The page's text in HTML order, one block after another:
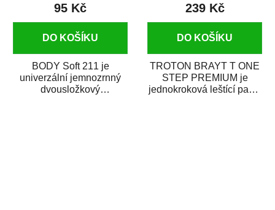
95 Kč
DO KOŠÍKU
BODY Soft 211 je
univerzální jemnozrnný
dvousložkový
239 Kč
DO KOŠÍKU
TROTON BRAYT T ONE
STEP PREMIUM je
jednokroková leštící pasta